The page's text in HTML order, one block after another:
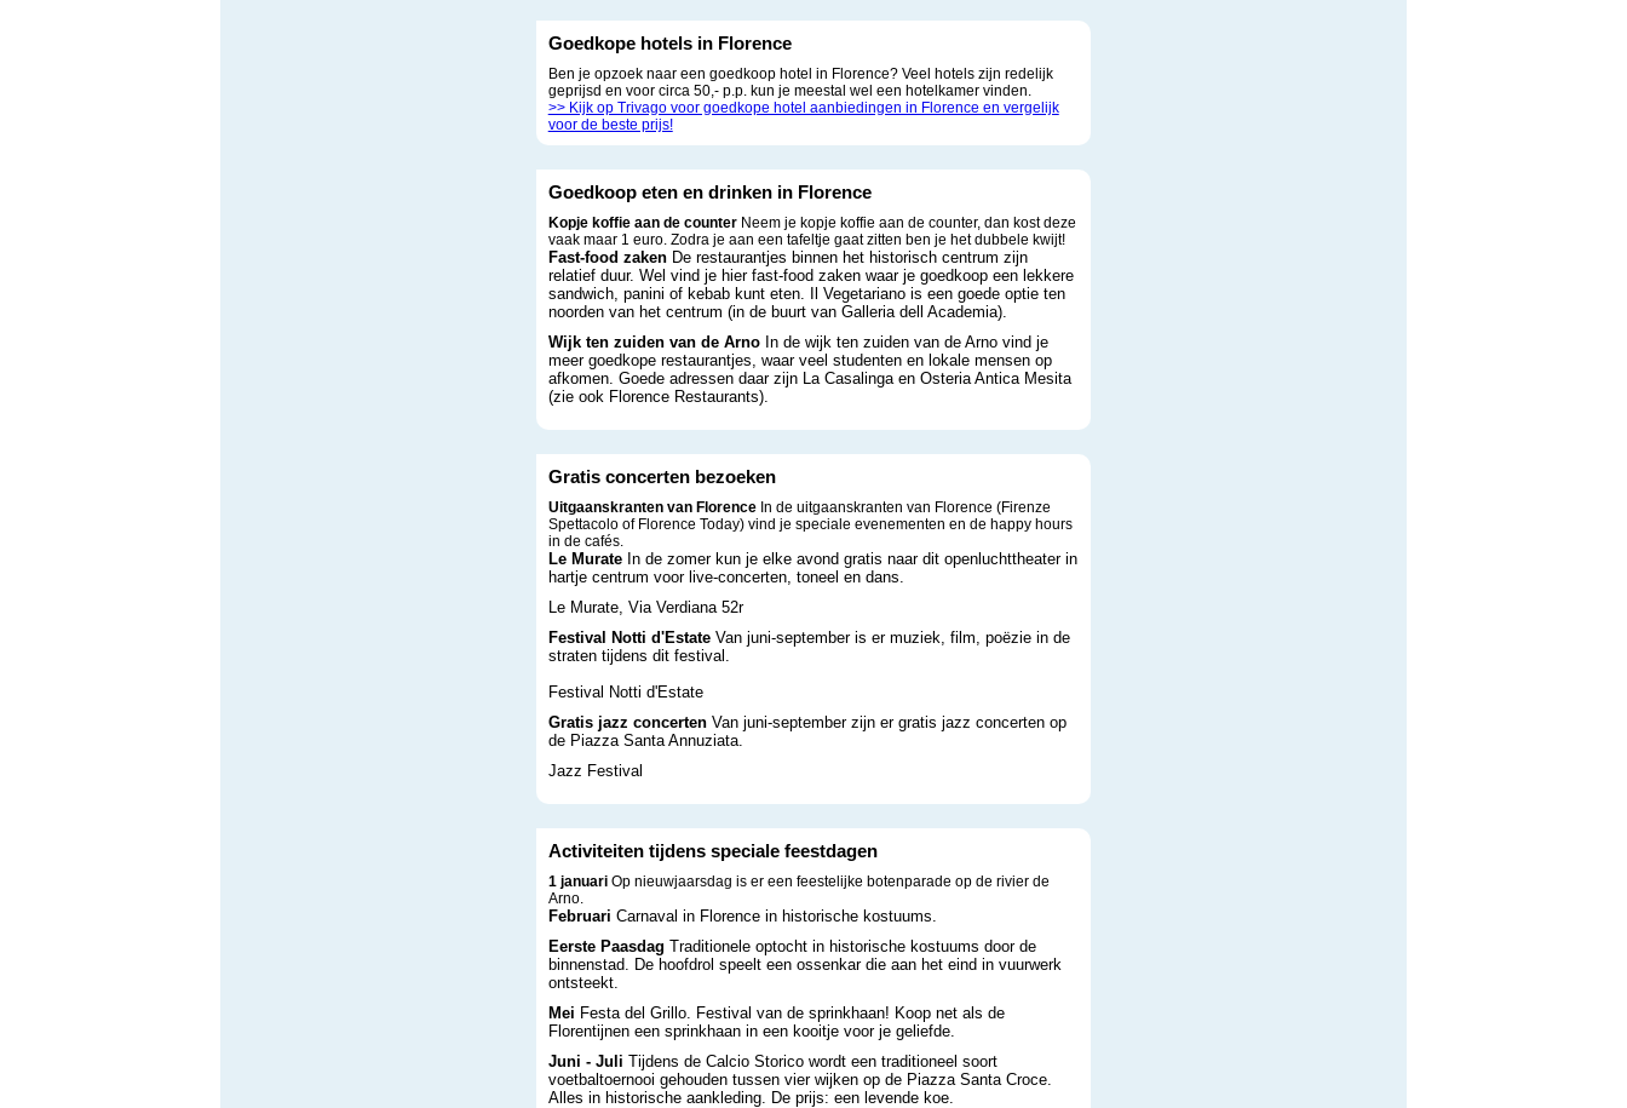
Goedkope hotels in Florence
Ben je opzoek naar een goedkoop hotel in Florence? Veel hotels zijn redelijk
geprijsd en voor circa 50,- p.p. kun je meestal wel een hotelkamer vinden.
>> Kijk op Trivago voor goedkope hotel aanbiedingen in Florence en vergelijk
voor de beste prijs!
Goedkoop eten en drinken in Florence
Kopje koffie aan de counter Neem je kopje koffie aan de counter, dan kost deze
vaak maar 1 euro. Zodra je aan een tafeltje gaat zitten ben je het dubbele kwijt!
Fast-food zakenDe restaurantjes binnen het historisch centrum zijn
relatief duur. Wel vind je hier fast-food zaken waar je goedkoop een lekkere
sandwich, panini of kebab kunt eten. Il Vegetariano is een goede optie ten
noorden van het centrum (in de buurt van Galleria dell Academia).
Wijk ten zuiden van de ArnoIn de wijk ten zuiden van de Arno vind je
meer goedkope restaurantjes, waar veel studenten en lokale mensen op
afkomen. Goede adressen daar zijn La Casalinga en Osteria Antica Mesita
(zie ook Florence Restaurants).
Gratis concerten bezoeken
Uitgaanskranten van FlorenceIn de uitgaanskranten van Florence (Firenze
Spettacolo of Florence Today) vind je speciale evenementen en de happy hours
in de cafés.
Le Murate In de zomer kun je elke avond gratis naar dit openluchttheater in
hartje centrum voor live-concerten, toneel en dans.
Le Murate, Via Verdiana 52r
Festival Notti d'Estate Van juni-september is er muziek, film, poëzie in de
straten tijdens dit festival.
Festival Notti d'Estate
Gratis jazz concerten Van juni-september zijn er gratis jazz concerten op
de Piazza Santa Annuziata.
Jazz Festival
Activiteiten tijdens speciale feestdagen
1 januari Op nieuwjaarsdag is er een feestelijke botenparade op de rivier de
Arno.
Februari Carnaval in Florence in historische kostuums.
Eerste Paasdag Traditionele optocht in historische kostuums door de
binnenstad. De hoofdrol speelt een ossenkar die aan het eind in vuurwerk
ontsteekt.
Mei Festa del Grillo. Festival van de sprinkhaan! Koop net als de
Florentijnen een sprinkhaan in een kooitje voor je geliefde.
Juni - Juli Tijdens de Calcio Storico wordt een traditioneel soort
voetbaltoernooi gehouden tussen vier wijken op de Piazza Santa Croce.
Alles in historische aankleding. De prijs: een levende koe.